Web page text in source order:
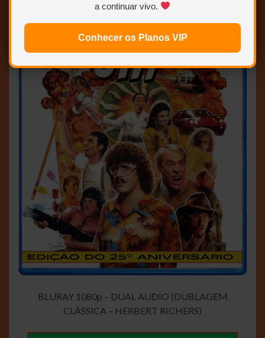
a continuar vivo.
Conhecer os Planos VIP
BLURAY 1080p – DUAL AUDIO (DUBLAGEM
CLÁSSICA – HERBERT RICHERS)